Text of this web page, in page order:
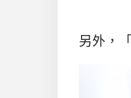
另外，「